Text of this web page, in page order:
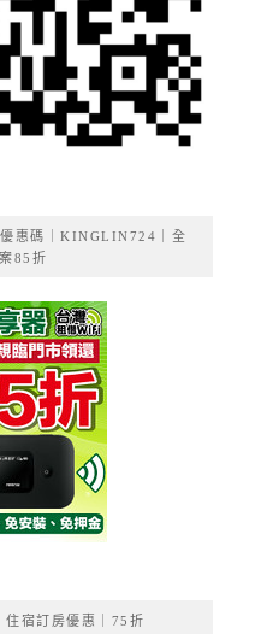
惠碼｜KINGLIN724｜全
85折
住宿訂房優惠｜75折